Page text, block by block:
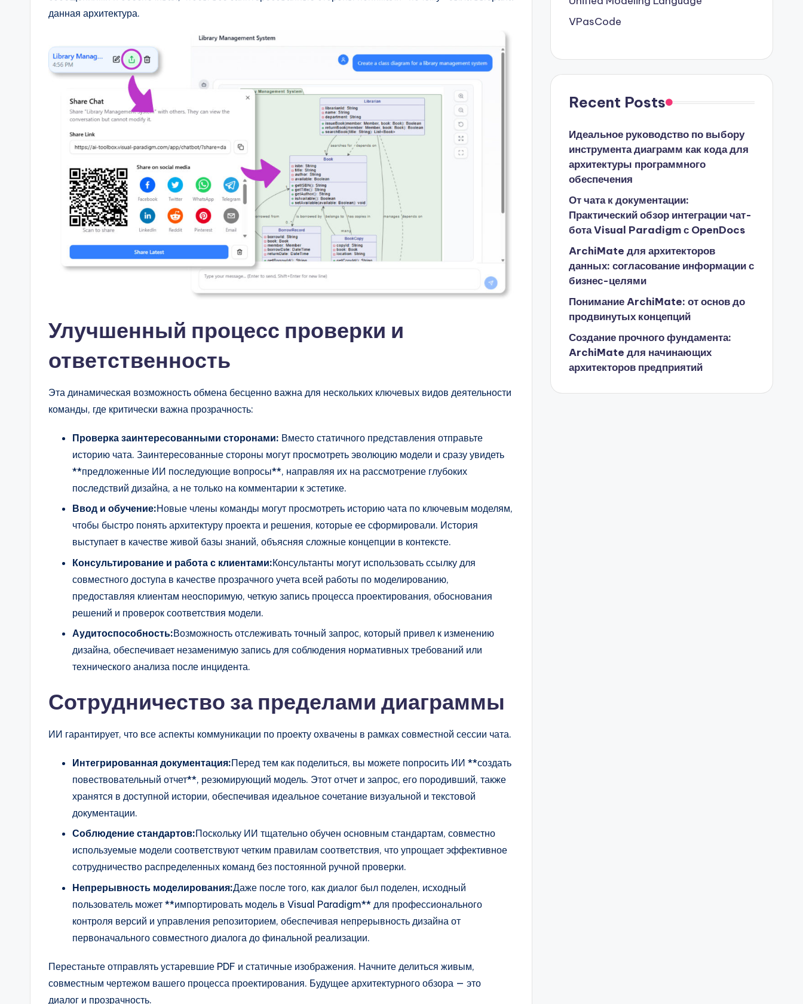
данная архитектура.
Улучшенный процесс проверки и
ответственность
Эта динамическая возможность обмена бесценно важна для нескольких ключевых видов деятельности
команды, где критически важна прозрачность:
Проверка заинтересованными сторонами: Вместо статичного представления отправьте
историю чата. Заинтересованные стороны могут просмотреть эволюцию модели и сразу увидеть
**предложенные ИИ последующие вопросы**, направляя их на рассмотрение глубоких
последствий дизайна, а не только на комментарии к эстетике.
Ввод и обучение:Новые члены команды могут просмотреть историю чата по ключевым моделям,
чтобы быстро понять архитектуру проекта и решения, которые ее сформировали. История
выступает в качестве живой базы знаний, объясняя сложные концепции в контексте.
Консультирование и работа с клиентами:Консультанты могут использовать ссылку для
совместного доступа в качестве прозрачного учета всей работы по моделированию,
предоставляя клиентам неоспоримую, четкую запись процесса проектирования, обоснования
решений и проверок соответствия модели.
Аудитоспособность:Возможность отслеживать точный запрос, который привел к изменению
дизайна, обеспечивает незаменимую запись для соблюдения нормативных требований или
технического анализа после инцидента.
Сотрудничество за пределами диаграммы
ИИ гарантирует, что все аспекты коммуникации по проекту охвачены в рамках совместной сессии чата.
Интегрированная документация:Перед тем как поделиться, вы можете попросить ИИ **создать
повествовательный отчет**, резюмирующий модель. Этот отчет и запрос, его породивший, также
хранятся в доступной истории, обеспечивая идеальное сочетание визуальной и текстовой
документации.
Соблюдение стандартов:Поскольку ИИ тщательно обучен основным стандартам, совместно
используемые модели соответствуют четким правилам соответствия, что упрощает эффективное
сотрудничество распределенных команд без постоянной ручной проверки.
Непрерывность моделирования:Даже после того, как диалог был поделен, исходный
пользователь может **импортировать модель в Visual Paradigm** для профессионального
контроля версий и управления репозиторием, обеспечивая непрерывность дизайна от
первоначального совместного диалога до финальной реализации.
Перестаньте отправлять устаревшие PDF и статичные изображения. Начните делиться живым,
совместным чертежом вашего процесса проектирования. Будущее архитектурного обзора — это
диалог и прозрачность.
VPasCode
Recent Posts
Идеальное руководство по выбору
инструмента диаграмм как кода для
архитектуры программного
обеспечения
От чата к документации:
Практический обзор интеграции чат-
бота Visual Paradigm с OpenDocs
ArchiMate для архитекторов
данных: согласование информации с
бизнес-целями
Понимание ArchiMate: от основ до
продвинутых концепций
Создание прочного фундамента:
ArchiMate для начинающих
архитекторов предприятий